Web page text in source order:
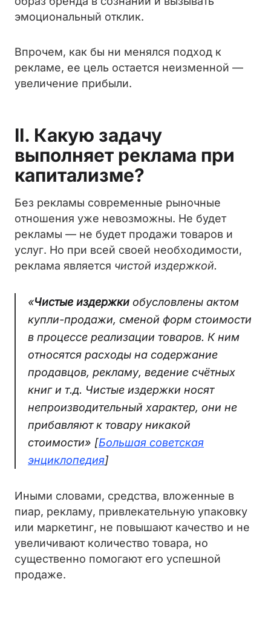
эмоциональный отклик.
Впрочем, как бы ни менялся подход к
рекламе, ее цель остается неизменной —
увеличение прибыли.
II. Какую задачу
выполняет реклама при
капитализме?
Без рекламы современные рыночные
отношения уже невозможны. Не будет
рекламы — не будет продажи товаров и
услуг. Но при всей своей необходимости,
реклама является чистой издержкой.
«Чистые издержки обусловлены актом
купли-продажи, сменой форм стоимости
в процессе реализации товаров. К ним
относятся расходы на содержание
продавцов, рекламу, ведение счётных
книг и т.д. Чистые издержки носят
непроизводительный характер, они не
прибавляют к товару никакой
стоимости» [Большая советская
энциклопедия]
Иными словами, средства, вложенные в
пиар, рекламу, привлекательную упаковку
или маркетинг, не повышают качество и не
увеличивают количество товара, но
существенно помогают его успешной
продаже.